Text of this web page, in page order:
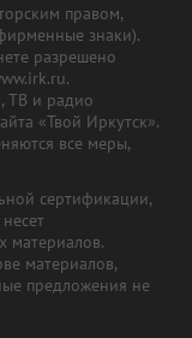
правом,
знаки).
разрешено
ТВ и радио
«Твой Иркутск».
все меры,
сертификации,
материалов.
материалов,
предложения не